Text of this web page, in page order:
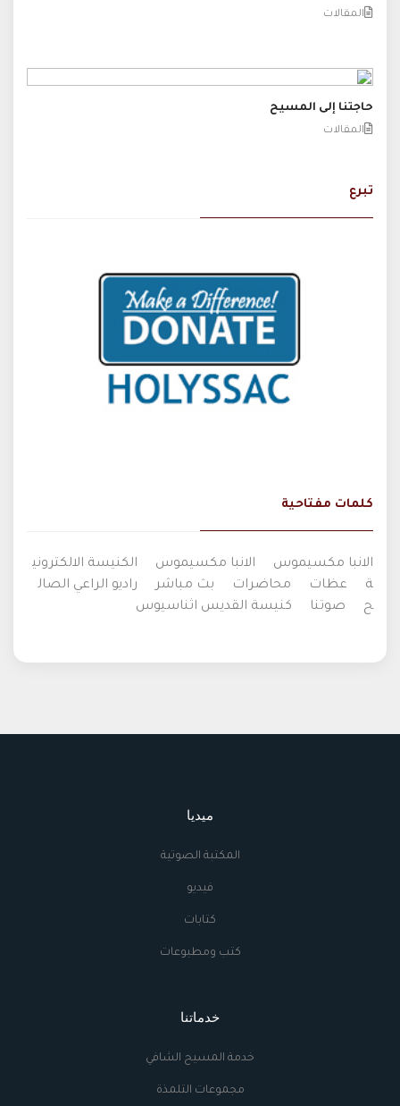
المقالات
حاجتنا إلى المسيح
المقالات
تبرع
كلمات مفتاحية
الانبا مكسيموس الانبا مكسيموس
الكنيسة الالكتروني
ة
عظات محاضرات بث مباشر
راديو الراعي الصال
ح
صوتنا كنيسة القديس اثناسيوس
ميديا
المكتبة الصوتية
فيديو
كتابات
كتب ومطبوعات
خدماتنا
خدمة المسيح الشافي
مجموعات التلمذة